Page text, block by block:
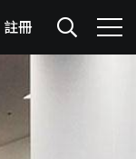
註冊